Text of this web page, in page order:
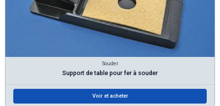
Souder
Support de table pour fer à souder
Voir et acheter